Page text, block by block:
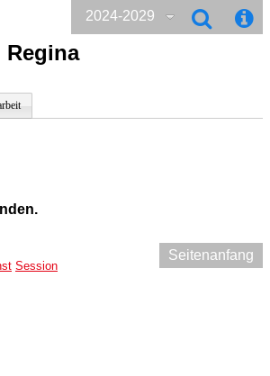
2024-2029
Regina
Seitenanfang
Session